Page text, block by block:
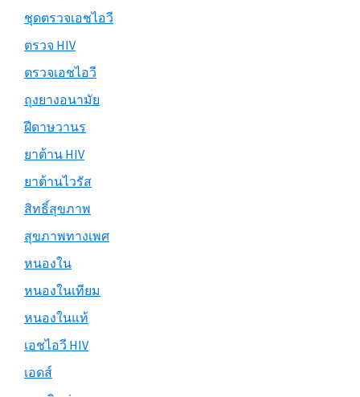
ชุดตรวจเอชไอวี
ตรวจ HIV
ตรวจเอชไอวี
ถุงยางอนามัย
ฝีดาษวานร
ยาต้าน HIV
ยาต้านไวรัส
สิทธิ์สุขภาพ
สุขภาพทางเพศ
หนองใน
หนองในเทียม
หนองในแท้
เอชไอวี HIV
เอดส์